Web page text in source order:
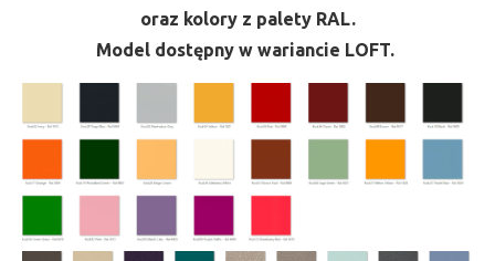
oraz kolory z palety RAL.
Model dostępny w wariancie LOFT.